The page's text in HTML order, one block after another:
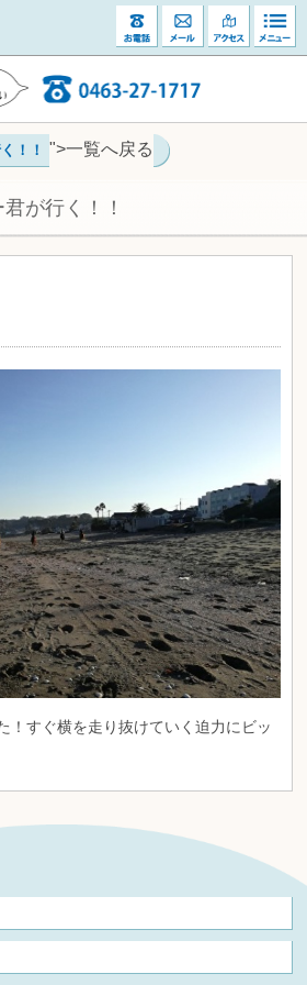
！！ ">一覧へ戻る
が行く！！
！すぐ横を走り抜けていく迫力にビッ